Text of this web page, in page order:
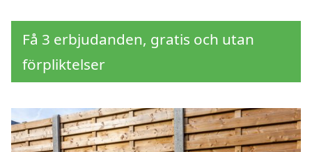
Få 3 erbjudanden, gratis och utan
förpliktelser